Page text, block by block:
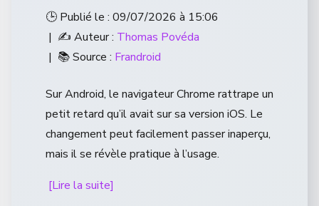
🕒 Publié le : 09/07/2026 à 15:06
| ✍️ Auteur : Thomas Povéda
| 📚 Source : Frandroid
Sur Android, le navigateur Chrome rattrape un
petit retard qu’il avait sur sa version iOS. Le
changement peut facilement passer inaperçu,
mais il se révèle pratique à l’usage.
[Lire la suite]